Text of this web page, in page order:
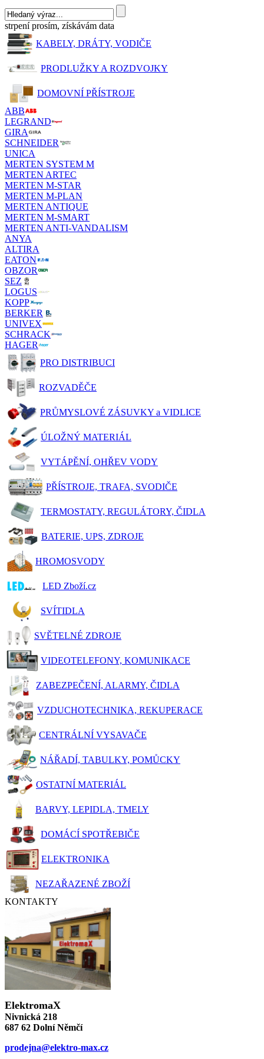
strpení prosím, získávám data
KABELY, DRÁTY, VODIČE
PRODLUŽKY A ROZDVOJKY
DOMOVNÍ PŘÍSTROJE
ABB
LEGRAND
GIRA
SCHNEIDER
UNICA
MERTEN SYSTEM M
MERTEN ARTEC
MERTEN M-STAR
MERTEN M-PLAN
MERTEN ANTIQUE
MERTEN M-SMART
MERTEN ANTI-VANDALISM
ANYA
ALTIRA
EATON
OBZOR
SEZ
LOGUS
KOPP
BERKER
UNIVEX
SCHRACK
HAGER
PRO DISTRIBUCI
ROZVADĚČE
PRŮMYSLOVÉ ZÁSUVKY a VIDLICE
ÚLOŽNÝ MATERIÁL
VYTÁPĚNÍ, OHŘEV VODY
PŘÍSTROJE, TRAFA, SVODIČE
TERMOSTATY, REGULÁTORY, ČIDLA
BATERIE, UPS, ZDROJE
HROMOSVODY
LED Zboží.cz
SVÍTIDLA
SVĚTELNÉ ZDROJE
VIDEOTELEFONY, KOMUNIKACE
ZABEZPEČENÍ, ALARMY, ČIDLA
VZDUCHOTECHNIKA, REKUPERACE
CENTRÁLNÍ VYSAVAČE
NÁŘADÍ, TABULKY, POMŮCKY
OSTATNÍ MATERIÁL
BARVY, LEPIDLA, TMELY
DOMÁCÍ SPOTŘEBIČE
ELEKTRONIKA
NEZAŘAZENÉ ZBOŽÍ
KONTAKTY
ElektromaX
Nivnická 218
687 62 Dolní Němčí
prodejna@elektro-max.cz